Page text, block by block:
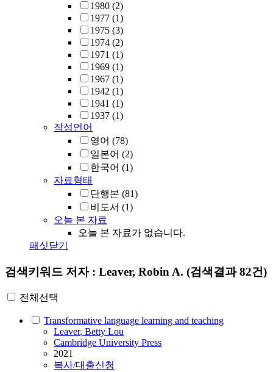
1980 (2)
1977 (1)
1975 (3)
1974 (2)
1971 (1)
1969 (1)
1967 (1)
1942 (1)
1941 (1)
1937 (1)
작성언어
영어 (78)
일본어 (2)
한국어 (1)
자료형태
단행본 (81)
비도서 (1)
오늘 본 자료
오늘 본 자료가 없습니다.
패싯닫기
검색키워드 저자 : Leaver, Robin A. (검색결과 82건)
전체선택
Transformative language learning and teaching
Leaver, Betty Lou
Cambridge University Press
2021
복사/대출신청